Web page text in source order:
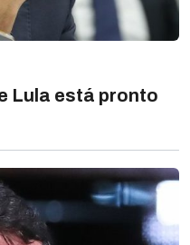
Lula está pronto